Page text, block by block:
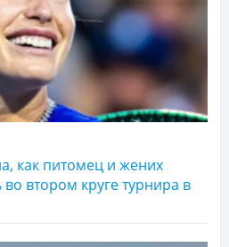
как питомец и жених
втором круге турнира в